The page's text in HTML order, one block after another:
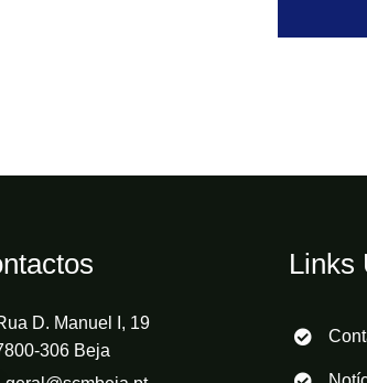
D. Manuel I, 19
306 Beja
Links